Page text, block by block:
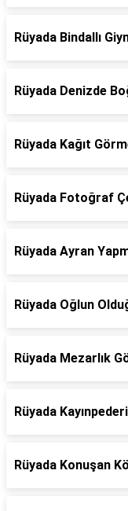
Rüyada Bindallı
Rüyada Denizde
Rüyada Kağıt
Rüyada Fotoğraf
Rüyada Ayran
Rüyada Oğlun
Rüyada Mezarlık
Rüyada
Rüyada Konuşan